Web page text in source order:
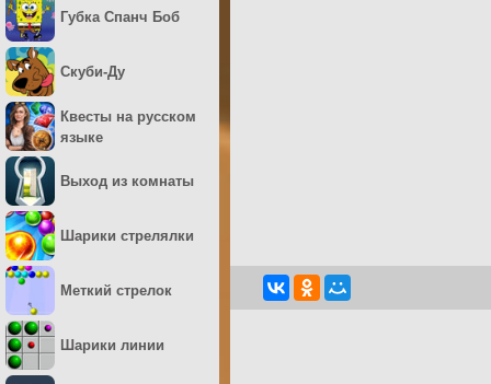
Губка Спанч Боб
Скуби-Ду
Квесты на русском
языке
Выход из комнаты
Шарики стрелялки
Меткий стрелок
Шарики линии